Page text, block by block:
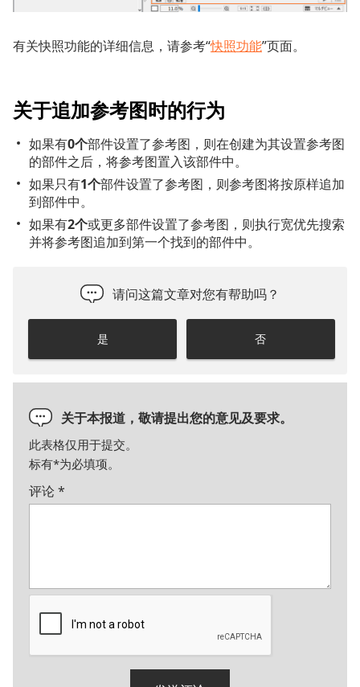
有关快照功能的详细信息，请参考“快照功能”页面。
关于追加参考图时的行为
如果有0个部件设置了参考图，则在创建为其设置参考图
的部件之后，将参考图置入该部件中。
如果只有1个部件设置了参考图，则参考图将按原样追加
到部件中。
如果有2个或更多部件设置了参考图，则执行宽优先搜索
并将参考图追加到第一个找到的部件中。
请问这篇文章对您有帮助吗？
是 否
关于本报道，敬请提出您的意见及要求。
此表格仅用于提交。
标有*为必填项。
评论*